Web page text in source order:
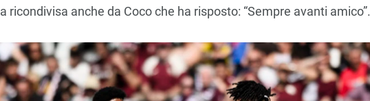
ricondivisa anche da Coco che ha risposto: “Sempre avanti amico”.